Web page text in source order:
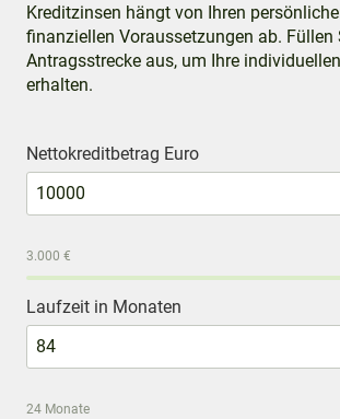
Kreditzinsen hängt von Ihren
finanziellen Voraussetzungen ab. Füllen
Antragsstrecke aus, um Ihre
erhalten.
Nettokreditbetrag Euro
3.000 €
Laufzeit in Monaten
24 Monate